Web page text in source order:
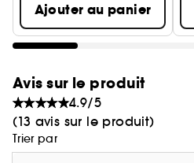
Ajouter au panier
Avis sur le produit
4.9/5
(13 avis sur le produit)
Trier par